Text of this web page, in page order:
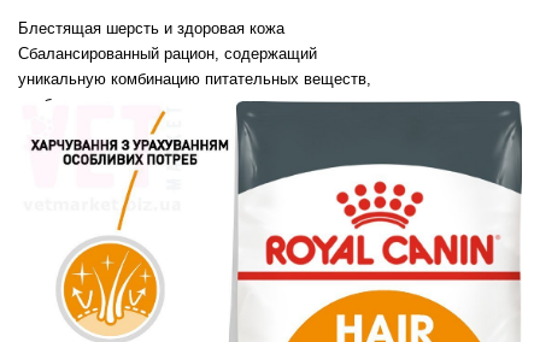
Блестящая шерсть и здоровая кожа
Сбалансированный рацион, содержащий
уникальную комбинацию питательных веществ,
необходимых для здоровья кожи и шерсти,
содержит запатентованный комплекс для
поддержания барьерной функции кожи в
сочетании с жирными кислотами Омега-6 и
Результат: шерсть становится значительно
блестящей через 3 недели кормления
продуктом. (Исследование Royal Canin, 2006.
Видимый результат после 21 дня использования